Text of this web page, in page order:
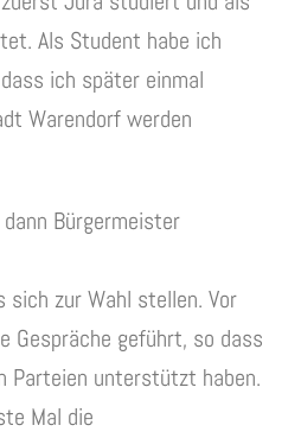
Als Student habe ich
ich später einmal
Warendorf werden
Bürgermeister
sich zur Wahl stellen. Vor
Gespräche geführt, so dass
Parteien unterstützt haben.
Mal die